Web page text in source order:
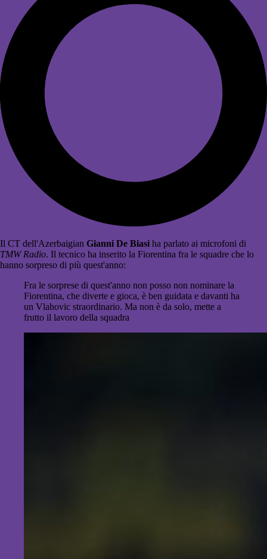
Il CT dell'Azerbaigian Gianni De Biasi ha parlato ai microfoni di
TMW Radio. Il tecnico ha inserito la Fiorentina fra le squadre che lo
hanno sorpreso di più quest'anno:
Fra le sorprese di quest'anno non posso non nominare la
Fiorentina, che diverte e gioca, è ben guidata e davanti ha
un Vlahovic straordinario. Ma non è da solo, mette a
frutto il lavoro della squadra